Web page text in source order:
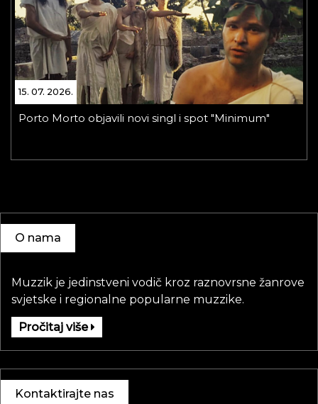
15. 07. 2026.
Porto Morto objavili novi singl i spot "Minimum"
O nama
Muzzik je jedinstveni vodič kroz raznovrsne žanrove
svjetske i regionalne popularne muzzike.
Pročitaj više
Kontaktirajte nas